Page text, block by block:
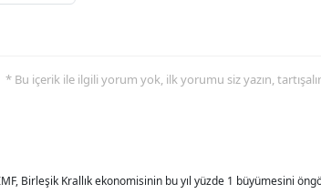
* Bu içerik ile ilgili yorum yok, ilk yorumu siz yazın,
Birleşik Krallık ekonomisinin bu yıl yüzde 1 büyümesini